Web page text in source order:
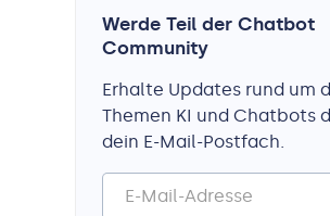
Werde Teil der Chatbot
Community
Erhalte Updates rund um
Themen KI und Chatbots
dein E-Mail-Postfach.